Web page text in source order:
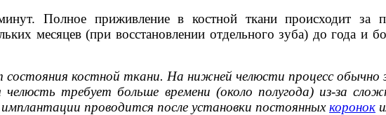
Полное приживление в костной ткани происходит
месяцев (при восстановлении отдельного зуба) до года и
костной ткани. На нижней челюсти процесс обычно
требует больше времени (около полугода) из-за
проводится после установки постоянныхкоронок